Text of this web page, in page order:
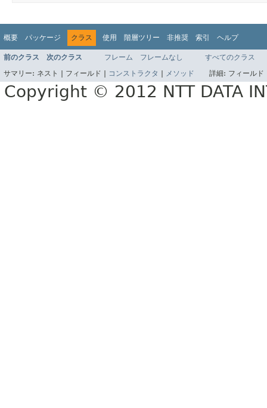
概要 パッケージ クラス 使用 階層ツリー 非推奨 索引 ヘルプ
前のクラス 次のクラス フレーム フレームなし
すべてのクラス
サマリー: ネスト | フィールド | コンストラクタ メソッド 詳細: フィール
Copyright © 2012 NTT DATA